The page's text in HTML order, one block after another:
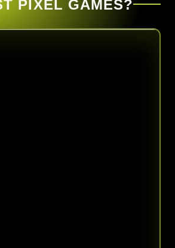
PIXEL GAMES?